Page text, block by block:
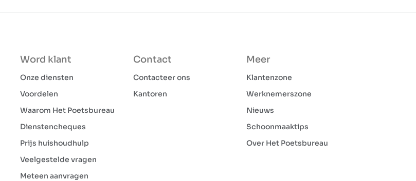
Word klant
Onze diensten
Voordelen
Waarom Het Poetsbureau
Dienstencheques
Prijs huishoudhulp
Veelgestelde vragen
Meteen aanvragen
Contact
Contacteer ons
Kantoren
Meer
Klantenzone
Werknemerszone
Nieuws
Schoonmaaktips
Over Het Poetsbureau